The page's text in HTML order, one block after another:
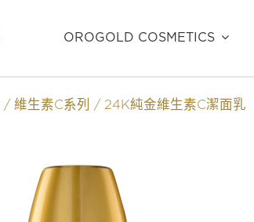
OROGOLD COSMETICS
維生素C系列 24K純金維生素C潔面乳